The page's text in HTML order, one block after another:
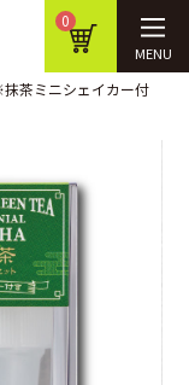
0
MENU
茶ミニシェイカー付